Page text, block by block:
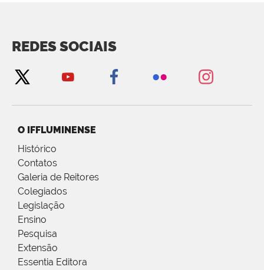
REDES SOCIAIS
O IFFLUMINENSE
Histórico
Contatos
Galeria de Reitores
Colegiados
Legislação
Ensino
Pesquisa
Extensão
Essentia Editora